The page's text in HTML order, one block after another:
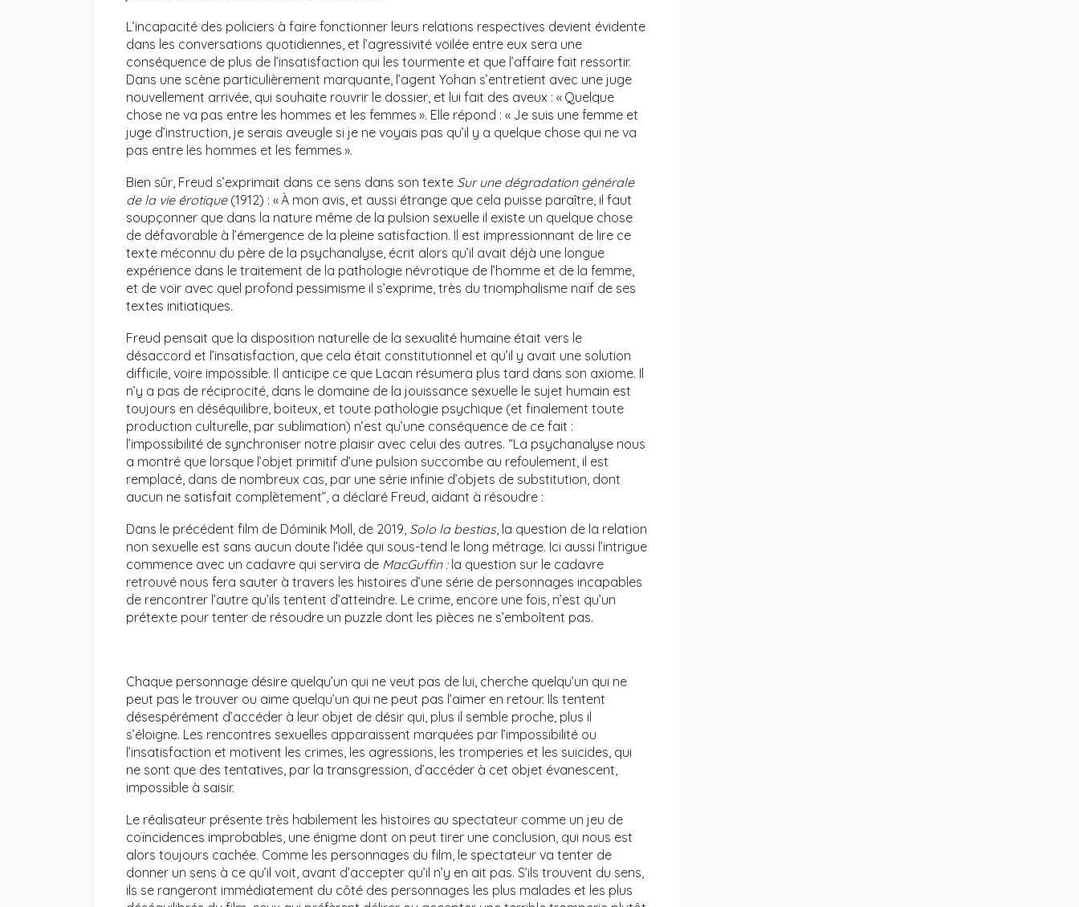
L’incapacité des policiers à faire fonctionner leurs relations respectives devient évidente
dans les conversations quotidiennes, et l’agressivité voilée entre eux sera une
conséquence de plus de l’insatisfaction qui les tourmente et que l’affaire fait ressortir.
Dans une scène particulièrement marquante, l’agent Yohan s’entretient avec une juge
nouvellement arrivée, qui souhaite rouvrir le dossier, et lui fait des aveux : « Quelque
chose ne va pas entre les hommes et les femmes ». Elle répond : « Je suis une femme et
juge d’instruction, je serais aveugle si je ne voyais pas qu’il y a quelque chose qui ne va
pas entre les hommes et les femmes ».
Bien sûr, Freud s’exprimait dans ce sens dans son texte Sur une dégradation générale
de la vie érotique(1912) : « À mon avis, et aussi étrange que cela puisse paraître, il faut
soupçonner que dans la nature même de la pulsion sexuelle il existe un quelque chose
de défavorable à l’émergence de la pleine satisfaction. Il est impressionnant de lire ce
texte méconnu du père de la psychanalyse, écrit alors qu’il avait déjà une longue
expérience dans le traitement de la pathologie névrotique de l’homme et de la femme,
et de voir avec quel profond pessimisme il s’exprime, très du triomphalisme naïf de ses
textes initiatiques.
Freud pensait que la disposition naturelle de la sexualité humaine était vers le
désaccord et l’insatisfaction, que cela était constitutionnel et qu’il y avait une solution
difficile, voire impossible. Il anticipe ce que Lacan résumera plus tard dans son axiome. Il
n’y a pas de réciprocité, dans le domaine de la jouissance sexuelle le sujet humain est
toujours en déséquilibre, boiteux, et toute pathologie psychique (et finalement toute
production culturelle, par sublimation) n’est qu’une conséquence de ce fait :
l’impossibilité de synchroniser notre plaisir avec celui des autres. “La psychanalyse nous
a montré que lorsque l’objet primitif d’une pulsion succombe au refoulement, il est
remplacé, dans de nombreux cas, par une série infinie d’objets de substitution, dont
aucun ne satisfait complètement”, a déclaré Freud, aidant à résoudre :
Dans le précédent film de Dóminik Moll, de 2019, Solo la bestias, la question de la relation
non sexuelle est sans aucun doute l’idée qui sous-tend le long métrage. Ici aussi l’intrigue
commence avec un cadavre qui servira de MacGuffin : la question sur le cadavre
retrouvé nous fera sauter à travers les histoires d’une série de personnages incapables
de rencontrer l’autre qu’ils tentent d’atteindre. Le crime, encore une fois, n’est qu’un
prétexte pour tenter de résoudre un puzzle dont les pièces ne s’emboîtent pas.
Chaque personnage désire quelqu’un qui ne veut pas de lui, cherche quelqu’un qui ne
peut pas le trouver ou aime quelqu’un qui ne peut pas l’aimer en retour. Ils tentent
désespérément d’accéder à leur objet de désir qui, plus il semble proche, plus il
s’éloigne. Les rencontres sexuelles apparaissent marquées par l’impossibilité ou
l’insatisfaction et motivent les crimes, les agressions, les tromperies et les suicides, qui
ne sont que des tentatives, par la transgression, d’accéder à cet objet évanescent,
impossible à saisir.
Le réalisateur présente très habilement les histoires au spectateur comme un jeu de
coïncidences improbables, une énigme dont on peut tirer une conclusion, qui nous est
alors toujours cachée. Comme les personnages du film, le spectateur va tenter de
donner un sens à ce qu’il voit, avant d’accepter qu’il n’y en ait pas. S’ils trouvent du sens,
ils se rangeront immédiatement du côté des personnages les plus malades et les plus